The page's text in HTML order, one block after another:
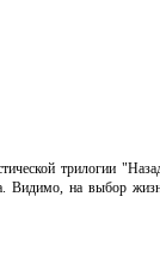
трилогии
Видимо, на выбор